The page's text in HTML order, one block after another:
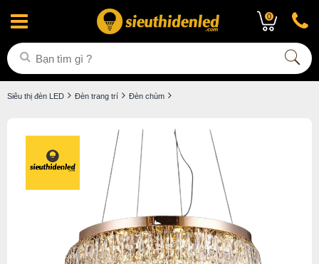
0
Siêu thị đèn LED Đèn trang trí Đèn chùm